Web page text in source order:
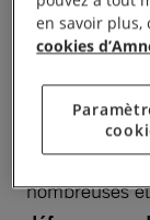
politique.
assassinats :
des
nombreuses
en savoir plus,
cookies